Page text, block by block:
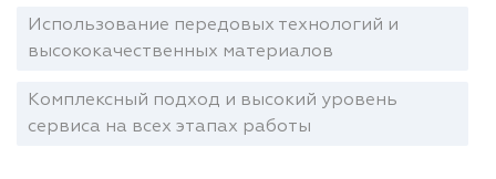
Использование передовых технологий и
высококачественных материалов
Комплексный подход и высокий уровень
сервиса на всех этапах работы